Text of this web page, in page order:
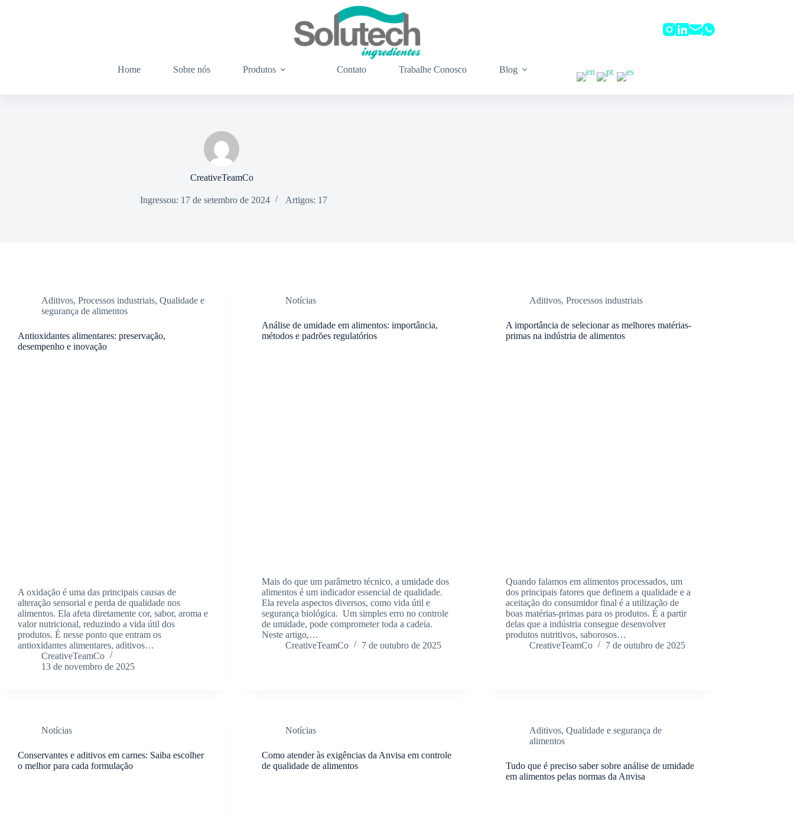
Home Sobre nós Produtos Contato Trabalhe Conosco Blog
CreativeTeamCo
Ingressou: 17 de setembro de 2024 Artigos: 17
Aditivos, Processos industriais, Qualidade e
segurança de alimentos
Antioxidantes alimentares: preservação,
desempenho e inovação
A oxidação é uma das principais causas de
alteração sensorial e perda de qualidade nos
alimentos. Ela afeta diretamente cor, sabor, aroma e
valor nutricional, reduzindo a vida útil dos
produtos. É nesse ponto que entram os
antioxidantes alimentares, aditivos…
CreativeTeamCo
13 de novembro de 2025
Notícias
Análise de umidade em alimentos: importância,
métodos e padrões regulatórios
Mais do que um parâmetro técnico, a umidade dos
alimentos é um indicador essencial de qualidade.
Ela revela aspectos diversos, como vida útil e
segurança biológica. Um simples erro no controle
de umidade, pode comprometer toda a cadeia.
Neste artigo,…
CreativeTeamCo
7 de outubro de 2025
Aditivos,Processos industriais
A importância de selecionar as melhores matérias-
primas na indústria de alimentos
Quando falamos em alimentos processados, um
dos principais fatores que definem a qualidade e a
aceitação do consumidor final é a utilização de
boas matérias-primas para os produtos. É a partir
delas que a indústria consegue desenvolver
produtos nutritivos, saborosos…
CreativeTeamCo
7 de outubro de 2025
Notícias
Conservantes e aditivos em carnes: Saiba escolher
o melhor para cada formulação
Notícias
Como atender às exigências da Anvisa em controle
de qualidade de alimentos
Aditivos,Qualidade e segurança de
alimentos
Tudo que é preciso saber sobre análise de umidade
em alimentos pelas normas da Anvisa